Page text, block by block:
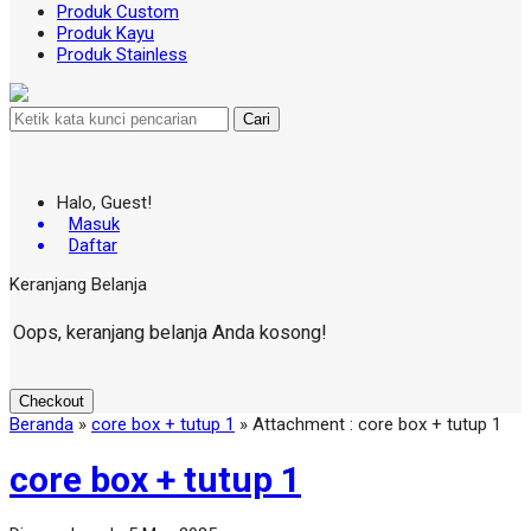
Produk Custom
Produk Kayu
Produk Stainless
Cari
Halo, Guest!
Masuk
Daftar
Keranjang Belanja
Oops, keranjang belanja Anda kosong!
Checkout
Beranda » core box + tutup 1 » Attachment : core box + tutup 1
core box + tutup 1